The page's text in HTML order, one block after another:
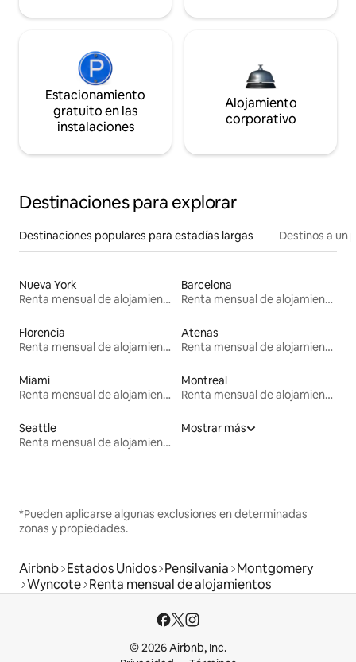
Estacionamiento
gratuito en las
instalaciones
Alojamiento
corporativo
Destinaciones para explorar
Destinaciones populares para estadías largas Destinos a un
Nueva York
Renta mensual de alojamientos
Barcelona
Renta mensual de alojamientos
Florencia
Renta mensual de alojamientos
Atenas
Renta mensual de alojamientos
Miami
Renta mensual de alojamientos
Montreal
Renta mensual de alojamientos
Seattle
Renta mensual de alojamientos
Mostrar más
*Pueden aplicarse algunas exclusiones en determinadas
zonas y propiedades.
Airbnb Estados Unidos Pensilvania Montgomery
Wyncote Renta mensual de alojamientos
© 2026 Airbnb, Inc.